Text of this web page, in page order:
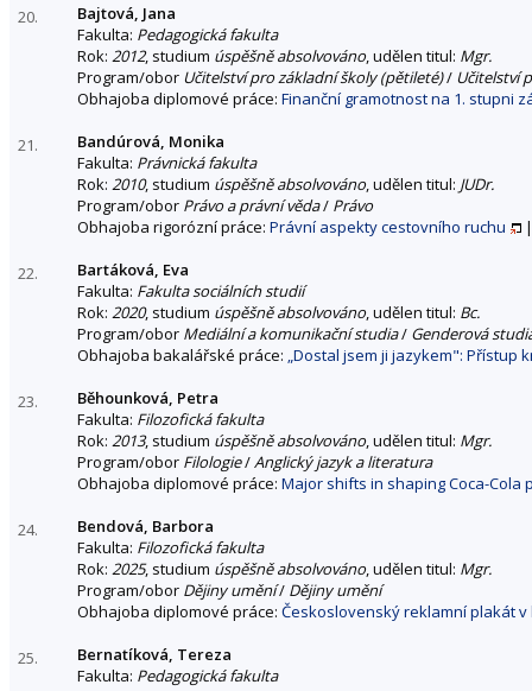
20.
Bajtová, Jana
Fakulta: Pedagogická fakulta
Rok: 2012, studium úspěšně absolvováno, udělen titul: Mgr.
Program/obor Učitelství pro základní školy (pětileté)/ Učitelství
Obhajoba diplomové práce: Finanční gramotnost na 1. stupni
21.
Bandúrová, Monika
Fakulta: Právnická fakulta
Rok: 2010, studium úspěšně absolvováno, udělen titul: JUDr.
Program/obor Právo a právní věda/ Právo
Obhajoba rigorózní práce: Právní aspekty cestovního ruchu
22.
Bartáková, Eva
Fakulta: Fakulta sociálních studií
Rok: 2020, studium úspěšně absolvováno, udělen titul: Bc.
Program/obor Mediální a komunikační studia/ Genderová
Obhajoba bakalářské práce: „Dostal jsem ji jazykem": Přístup
23.
Běhounková, Petra
Fakulta: Filozofická fakulta
Rok: 2013, studium úspěšně absolvováno, udělen titul: Mgr.
Program/obor Filologie/Anglický jazyk a literatura
Obhajoba diplomové práce: Major shifts in shaping Coca-Cola
24.
Bendová, Barbora
Fakulta: Filozofická fakulta
Rok: 2025, studium úspěšně absolvováno, udělen titul: Mgr.
Program/obor Dějiny umění/ Dějiny umění
Obhajoba diplomové práce: Československý reklamní plakát v
25.
Bernatíková, Tereza
Fakulta: Pedagogická fakulta